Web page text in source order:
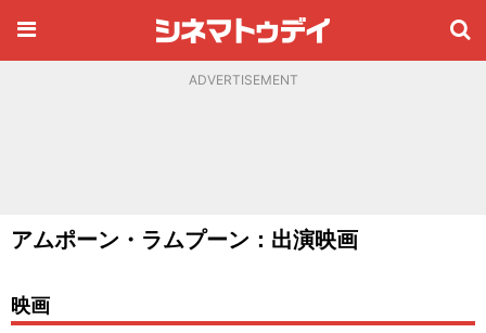
ADVERTISEMENT
アムポーン・ラムプーン：出演映画
映画